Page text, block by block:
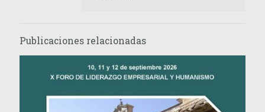
Publicaciones relacionadas